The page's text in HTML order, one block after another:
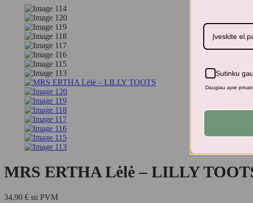
MRS ERTHA Lėlė – LILLY
34,90 € su PVM
Sutinku
Daugiau apie